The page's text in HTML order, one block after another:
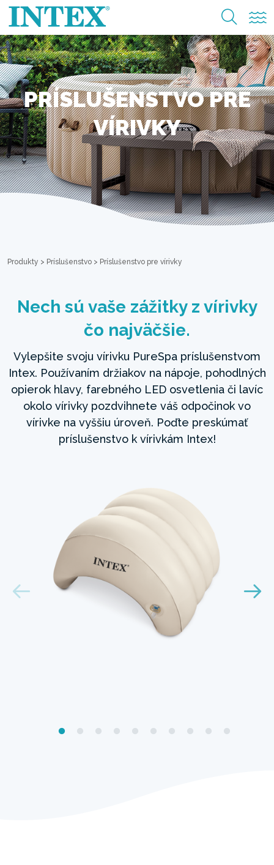
PRÍSLUŠENSTVO PRE
VÍRIVKY
Produkty > Príslušenstvo > Príslušenstvo pre vírivky
Nech sú vaše zážitky z vírivky
čo najväčšie.
Vylepšite svoju vírivku PureSpa príslušenstvom
Intex. Používaním držiakov na nápoje, pohodlných
opierok hlavy, farebného LED osvetlenia či lavíc
okolo vírivky pozdvihnete váš odpočinok vo
vírivke na vyššiu úroveň. Poďte preskúmať
príslušenstvo k vírivkám Intex!